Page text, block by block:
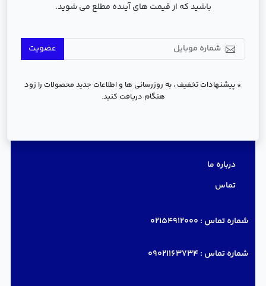
باشید که از قیمت های آینده مطلع می شوید.
عضویت
* پیشنهادات تخفیف ، به روزرسانی ها و اطلاعات جدید محصولات را زود
هنگام دریافت کنید.
درباره ما
تماس
شماره تماس : 02154912000
شماره تماس :09021163734